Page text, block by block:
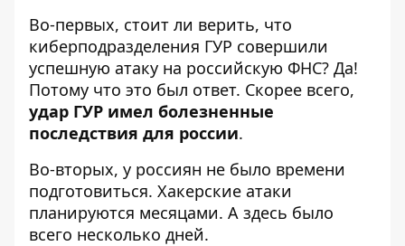
Во-первых, стоит ли верить, что
киберподразделения ГУР совершили
успешную атаку на российскую ФНС? Да!
Потому что это был ответ. Скорее всего,
удар ГУР имел болезненные
последствия для россии.
Во-вторых, у россиян не было времени
подготовиться. Хакерские атаки
планируются месяцами. А здесь было
всего несколько дней.